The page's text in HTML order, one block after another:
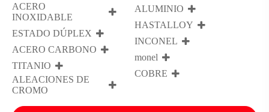
ACERO
INOXIDABLE
ESTADO DÚPLEX
ACERO CARBONO
TITANIO
ALEACIONES DE
CROMO
ALUMINIO
HASTALLOY
INCONEL
monel
COBRE